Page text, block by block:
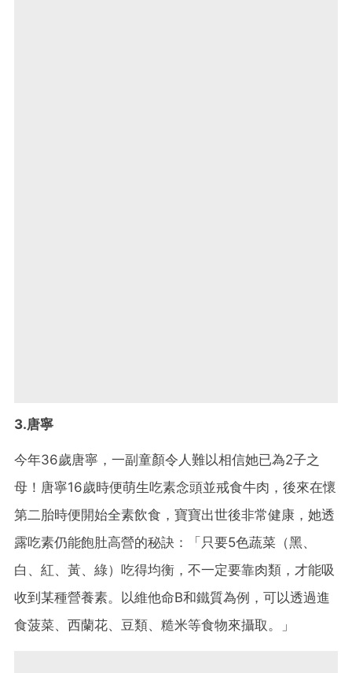
3.唐寧
今年36歲唐寧，一副童顏令人難以相信她已為2子之
母！唐寧16歲時便萌生吃素念頭並戒食牛肉，後來在懷
第二胎時便開始全素飲食，寶寶出世後非常健康，她透
露吃素仍能飽肚高營的秘訣：「只要5色蔬菜（黑、
白、紅、黃、綠）吃得均衡，不一定要靠肉類，才能吸
收到某種營養素。以維他命B和鐵質為例，可以透過進
食菠菜、西蘭花、豆類、糙米等食物來攝取。」